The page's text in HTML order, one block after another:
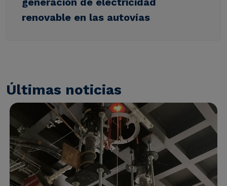
renovable en las autovías
Últimas noticias